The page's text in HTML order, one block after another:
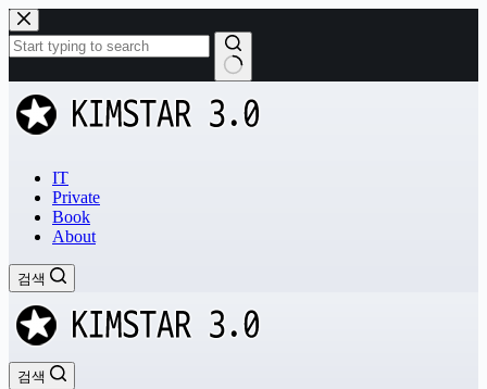
본
문
으
로
건
너
과
없
IT
Private
Book
About
검색
검색